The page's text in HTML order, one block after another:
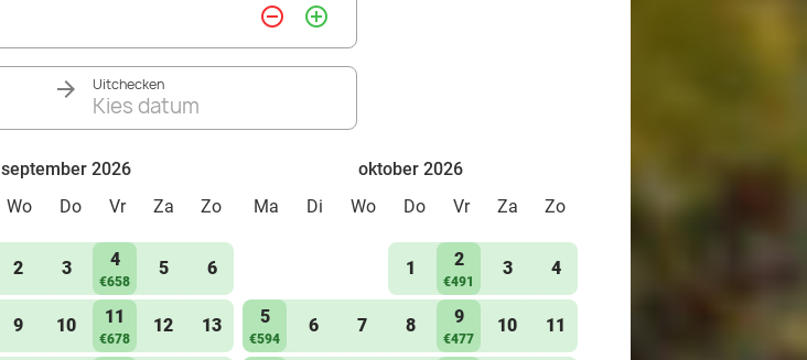
remove_circle_outline add_circle_outline
Uitchecken
Kies datum
september 2026
Wo Do Vr Za Zo
2 3 4
€658
5 6
9 10 11
€678
12 13
oktober 2026
Ma
Di Wo Do Vr Za Zo
1 2
€491
3 4
5
€594
6 7 8 9
€477
10 11